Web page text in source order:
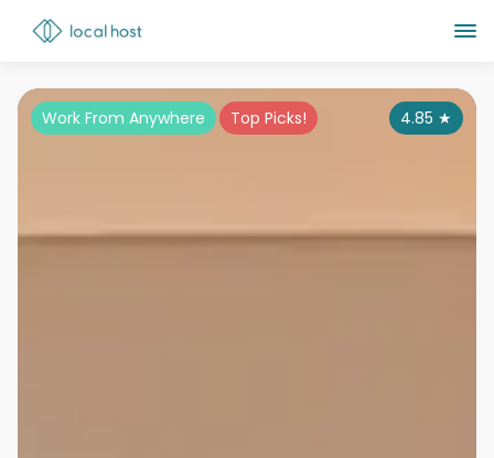
4.85 ★
Work From Anywhere Top Picks!